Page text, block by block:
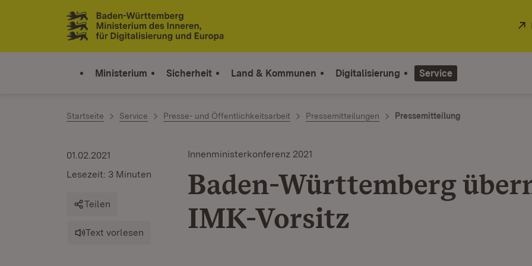
Zum Inhalt springen
Link zur Startseite
Ministerium Sicherheit Land & Kommunen Digitalisierung Service
Startseite Service Presse- und Öffentlichkeitsarbeit Pressemitteilungen Pressemitteilung
Innenministerkonferenz 2021
Baden-Württemberg
IMK-Vorsitz
01.02.2021
Lesezeit: 3 Minuten
Teilen
Text vorlesen